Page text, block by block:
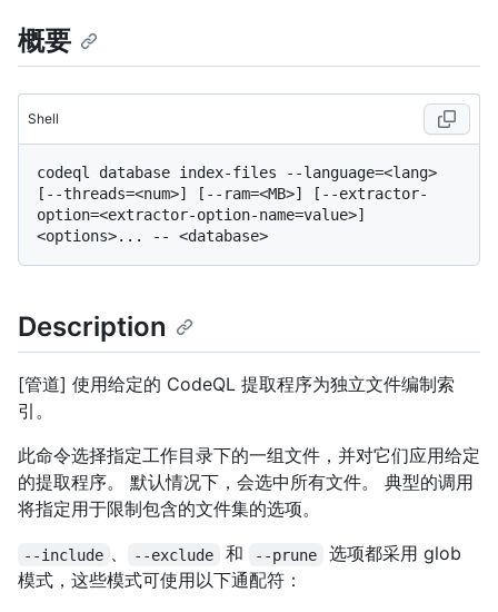
概要
Shell
codeql database index-files --language=<lang>
[--threads=<num>] [--ram=<MB>] [--extractor-
option=<extractor-option-name=value>]
Description
[管道] 使用给定的 CodeQL 提取程序为独立文件编制索
引。
此命令选择指定工作目录下的一组文件，并对它们应用给定
的提取程序。 默认情况下，会选中所有文件。 典型的调用
将指定用于限制包含的文件集的选项。
--include 、 --exclude 和 --prune
选项都采用 glob
模式，这些模式可使用以下通配符：